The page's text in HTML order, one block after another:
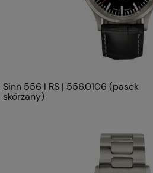
Sinn 556 I RS | 556.0106 (pasek
skórzany)